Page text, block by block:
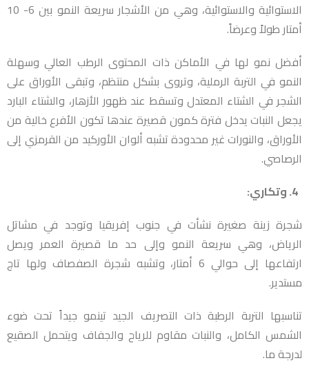
الاستوائية والاستوائية، وهي من الأشجار سريعة النمو بين 6- 10
أمتار طولاً وعرضاً.
أفضل نمو لها في الأماكن ذات المحتوى الرطب العالي وسهلة
النمو في التربة الرملية، وتروى بشكل منتظم، وتبقى الأوراق على
الشجر في الشتاء المعتدل وتسقط عند ظهور الأزهار، والشتاء البارد
يجعل النبات يدخل فترة كمون قصيرة عندها تكون الأفرع خالية من
الأوراق، والنورات غير محدودة تشبه ألوان الأوركيد من القرمزي إلى
الرصاصي.
شجرة زينة صغيرة نشأت في جنوب إفريقيا وتوجد في مشاتل
الرياض، وهي سريعة النمو وإلى حد ما قصيرة العمر ويصل
ارتفاعها إلى حوالي 6 أمتار، وتشبه شجرة الصفصاف ولها تاج
مستدير.
تناسبها التربة الرطبة ذات التصريف الجيد تينمو جيداً تحت ضوء
الشمس الكامل، والنبات مقاوم للرياح والجفاف ويتحمل الصقيع
لدرجة ما.